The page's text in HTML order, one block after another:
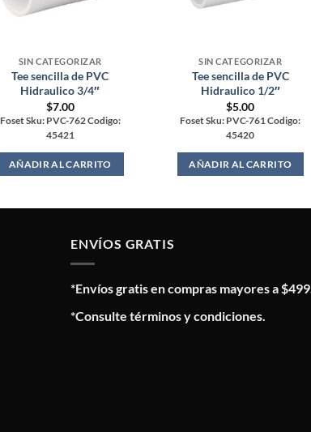
SIN CATEGORIZAR
Tee sencilla de PVC
Hidraulico 3/4″
$7.00
Foset Sku: PVC-762 Codigo:
45421
AÑADIR AL CARRITO
SIN CATEGORIZAR
Tee sencilla de PVC
Hidraulico 1/2″
$5.00
Foset Sku: PVC-761 Codigo:
45420
AÑADIR AL CARRITO
ENVÍOS GRATIS
*Envíos gratis en compras mayores a $499.
*Consulte términos y condiciones.